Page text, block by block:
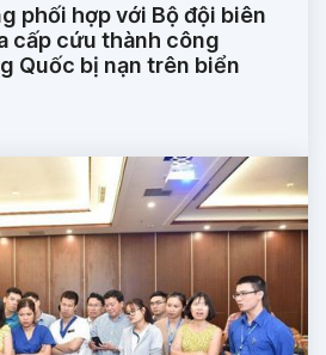
phối hợp với Bộ đội biên
cấp cứu thành công
Quốc bị nạn trên biển